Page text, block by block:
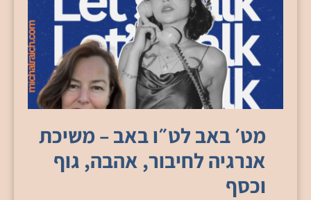
מט׳ באב לט״ו באב – משיכת
אנרגיה לחיבור, אהבה, גוף
וכסף